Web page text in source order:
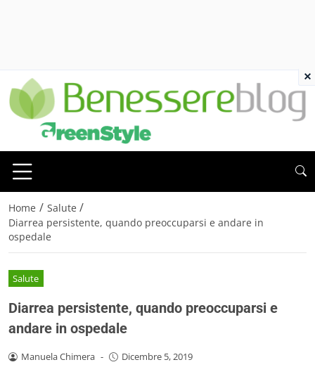
Home / Salute /
Diarrea persistente, quando preoccuparsi e andare in
ospedale
Salute
Diarrea persistente, quando preoccuparsi e
andare in ospedale
Manuela Chimera - Dicembre 5, 2019
×